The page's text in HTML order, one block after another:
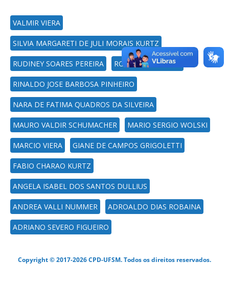
VALMIR VIERA
SILVIA MARGARETI DE JULI MORAIS KURTZ
RUDINEY SOARES PEREIRA ROMARIO TRENTIN
RINALDO JOSE BARBOSA PINHEIRO
NARA DE FATIMA QUADROS DA SILVEIRA
MAURO VALDIR SCHUMACHER MARIO SERGIO WOLSKI
MARCIO VIERA GIANE DE CAMPOS GRIGOLETTI
FABIO CHARAO KURTZ
ANGELA ISABEL DOS SANTOS DULLIUS
ANDREA VALLI NUMMER ADROALDO DIAS ROBAINA
ADRIANO SEVERO FIGUEIRO
Copyright © 2017-2026 CPD-UFSM. Todos os direitos reservados.